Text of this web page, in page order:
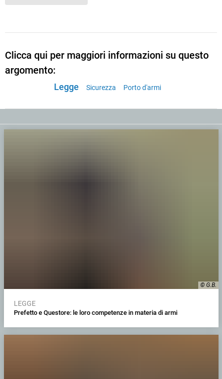
Clicca qui per maggiori informazioni su questo
argomento:
Legge Sicurezza Porto d'armi
© G.B.
LEGGE
Prefetto e Questore: le loro competenze in materia di armi